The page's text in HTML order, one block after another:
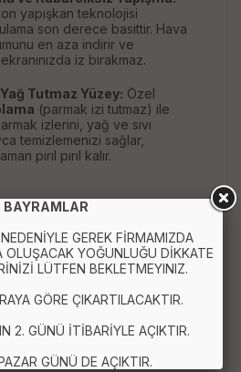
yapışkan teknolojisi
son derece basittir. Hava
en aza indirir ve
iz bırakmaz.
Tutmaz Yüzey: Özel
(parmak izi tutmaz) ile
izlerini, yağ ve sıvı
temizlemenizi sağlar,
pırıl pırıl kalır.
koruyucu
koruyucu
BAYRAMLAR
GEREK FİRMAMIZDA
OLUŞACAK YOĞUNLUĞU DİKKATE
LÜTFEN BEKLETMEYINIZ.
GÖRE ÇIKARTILACAKTIR.
2. GÜNÜ İTİBARİYLE AÇIKTIR.
GÜNÜ DE AÇIKTIR.